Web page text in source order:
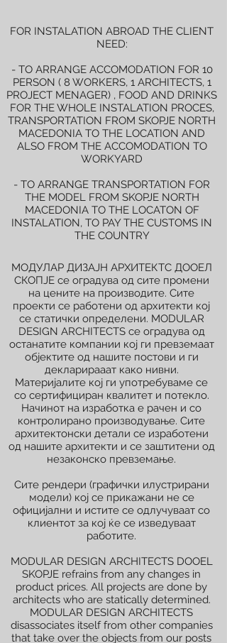
FOR INSTALATION ABROAD THE CLIENT
NEED:
- TO ARRANGE ACCOMODATION FOR 10
PERSON ( 8 WORKERS, 1 ARCHITECTS, 1
PROJECT MENAGER) , FOOD AND DRINKS
FOR THE WHOLE INSTALATION PROCES,
TRANSPORTATION FROM SKOPJE NORTH
MACEDONIA TO THE LOCATION AND
ALSO FROM THE ACCOMODATION TO
WORKYARD
- TO ARRANGE TRANSPORTATION FOR
THE MODEL FROM SKOPJE NORTH
MACEDONIA TO THE LOCATON OF
INSTALATION, TO PAY THE CUSTOMS IN
THE COUNTRY
МОДУЛАР ДИЗАЈН АРХИТЕКТС ДООЕЛ
СКОПЈЕ се оградува од сите промени
на цените на производите. Сите
проекти се работени од архитекти кој
се статички определени. MODULAR
DESIGN ARCHITECTS се оградува од
останатите компании кој ги превземаат
објектите од нашите постови и ги
декларирааат како нивни.
Материјалите кој ги употребуваме се
со сертифициран квалитет и потекло.
Начинот на изработка е рачен и со
контролирано производување. Сите
архитектонски детали се изработени
од нашите архитекти и се заштитени од
незаконско превземање.
Сите рендери (графички илустрирани
модели) кој се прикажани не се
официјални и истите се одлучуваат со
клиентот за кој ќе се изведуваат
работите.
MODULAR DESIGN ARCHITECTS DOOEL
SKOPJE refrains from any changes in
product prices. All projects are done by
architects who are statically determined.
MODULAR DESIGN ARCHITECTS
disassociates itself from other companies
that take over the objects from our posts